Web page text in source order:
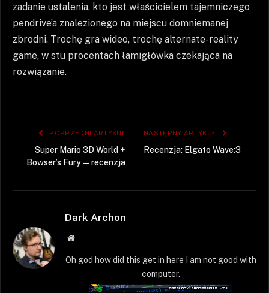
zadanie ustalenia, kto jest właścicielem tajemniczego
pendrive’a znalezionego na miejscu domniemanej
zbrodni. Trochę gra wideo, trochę alternate-reality
game, w stu procentach łamigłówka czekająca na
rozwiązanie.
POPRZEDNI ARTYKUŁ
Super Mario 3D World +
Bowser’s Fury — recenzja
NASTĘPNY ARTYKUŁ
Recenzja: Elgato Wave:3
Dark Archon
Strona
Oh god how did this get in here I am not good with
computer.